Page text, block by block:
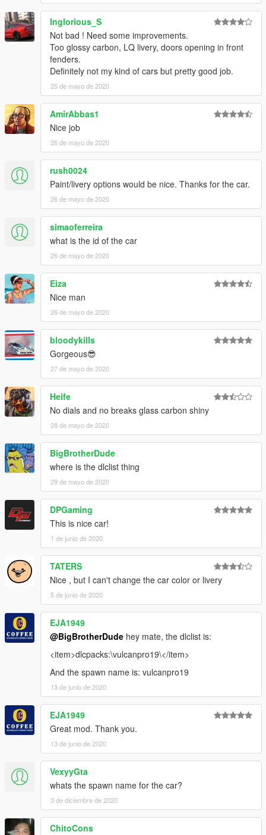
Inglorious_S
Not bad ! Need some improvements.
Too glossy carbon, LQ livery, doors opening in front
fenders.
Definitely not my kind of cars but pretty good job.
25 de mayo de 2020
AmirAbbas1
Nice job
26 de mayo de 2020
rush0024
Paint/livery options would be nice. Thanks for the car.
26 de mayo de 2020
simaoferreira
what is the id of the car
26 de mayo de 2020
Eiza
Nice man
26 de mayo de 2020
bloodykills
Gorgeous😎
27 de mayo de 2020
Heife
No dials and no breaks glass carbon shiny
28 de mayo de 2020
BigBrotherDude
where is the dlclist thing
29 de mayo de 2020
DPGaming
This is nice car!
1 de junio de 2020
TATERS
Nice , but I can't change the car color or livery
5 de junio de 2020
EJA1949
@BigBrotherDude hey mate, the dlclist is:
<item>dlcpacks:\vulcanpro19\</item>
And the spawn name is: vulcanpro19
13 de junio de 2020
EJA1949
Great mod. Thank you.
13 de junio de 2020
VexyyGta
whats the spawn name for the car?
3 de diciembre de 2020
ChitoCons